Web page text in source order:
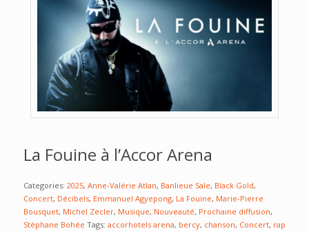
La Fouine à l’Accor Arena
Categories: 2025, Anne-Valérie Atlan, Banlieue Sale, Black Gold,
Concert, Décibels, Emmanuel Agyepong, La Fouine, Marie-Pierre
Bousquet, Michel Zecler, Musique, Nouveauté, Prochaine diffusion,
Stéphane Bohée Tags: accorhotels arena, bercy, chanson, Concert, rap